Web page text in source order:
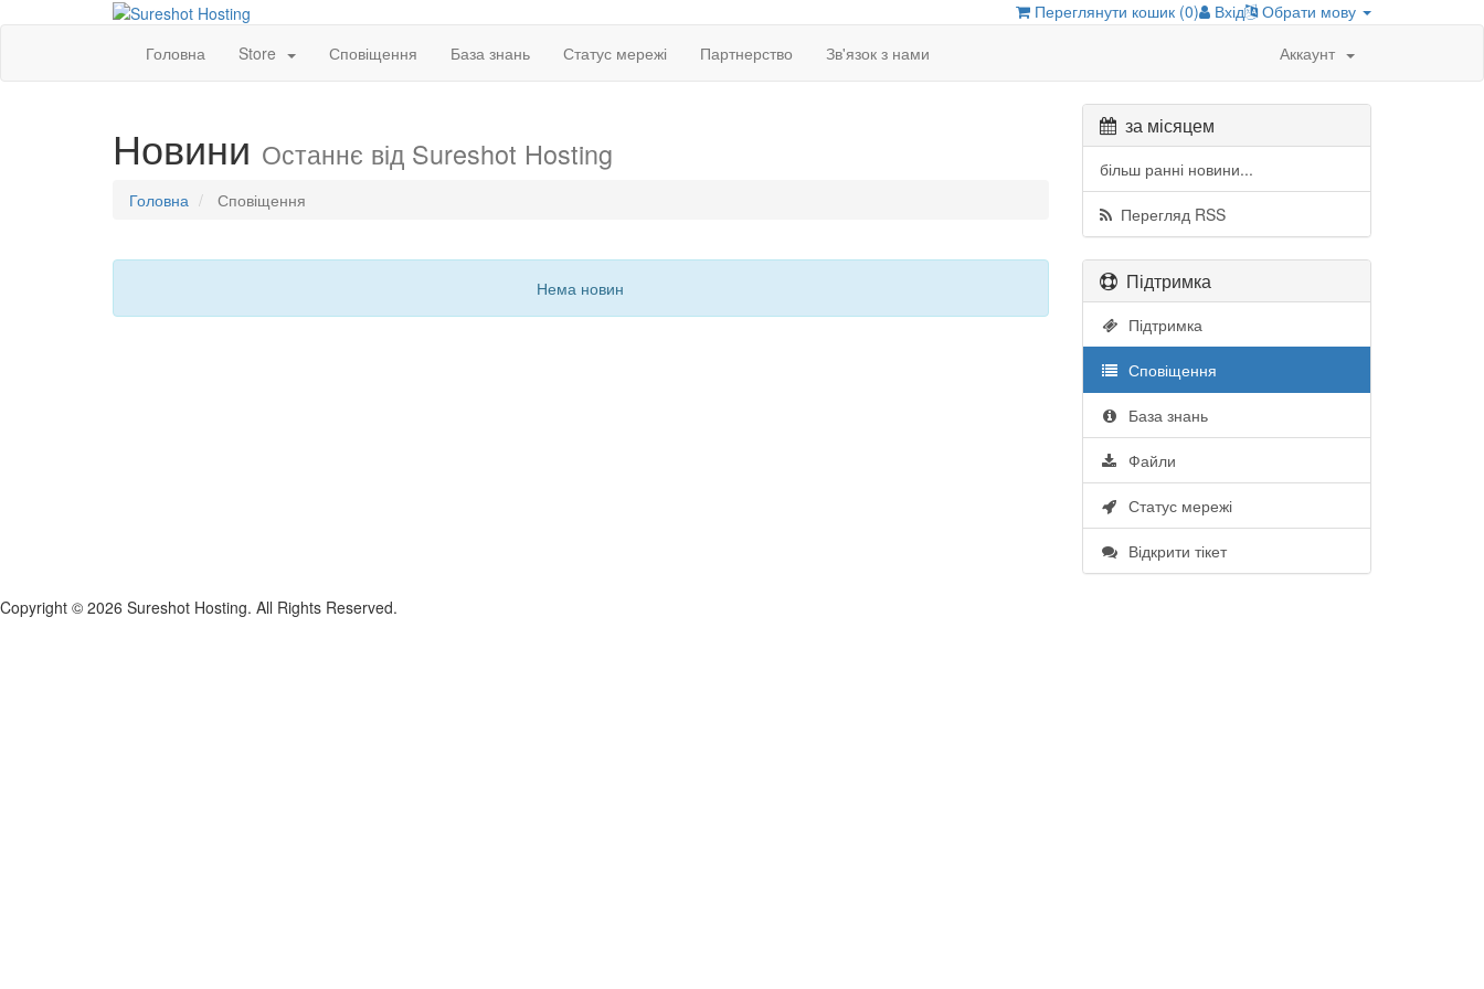
Обрати мову
Вхід
Переглянути кошик (0)
Головна
Store Сповіщення База знань Статус мережі Партнерство Зв'язок з нами Аккаунт
Новини Останнє від Sureshot Hosting
Головна Сповіщення
за місяцем
більш ранні новини...
Перегляд RSS
Нема новин Підтримка
Підтримка
Сповіщення
База знань
Файли
Статус мережі
Відкрити тікет
Copyright © 2026 Sureshot Hosting. All Rights Reserved.